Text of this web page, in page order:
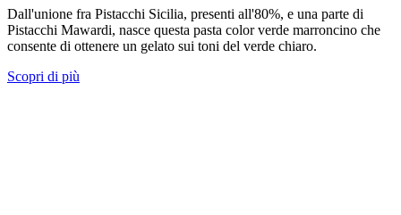
Dall'unione fra Pistacchi Sicilia, presenti all'80%, e una parte di
Pistacchi Mawardi, nasce questa pasta color verde marroncino che
consente di ottenere un gelato sui toni del verde chiaro.
Scopri di più